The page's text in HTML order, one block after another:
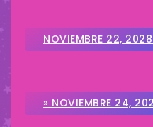
NOVIEMBRE 22,
» NOVIEMBRE 24,